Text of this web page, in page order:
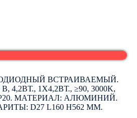
ВСТРАИВАЕМЫЙ.
4,2ВТ., 1Х4,2ВТ., ≥90, 3000K,
IP20. МАТЕРИАЛ: АЛЮМИНИЙ.
D27 L160 H562 ММ.